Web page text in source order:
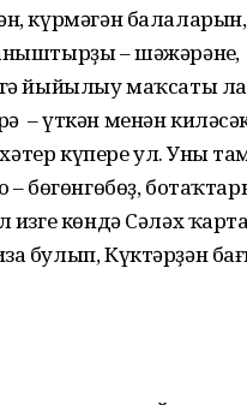
күрмәгән
– шәжәрәнең,
йыйылыу маҡсаты
– үткән менән
хәтер күпере ул. Уның
– бөгөнгөбөҙ,
изге көндә Сәләх
булып, Күктәрҙән